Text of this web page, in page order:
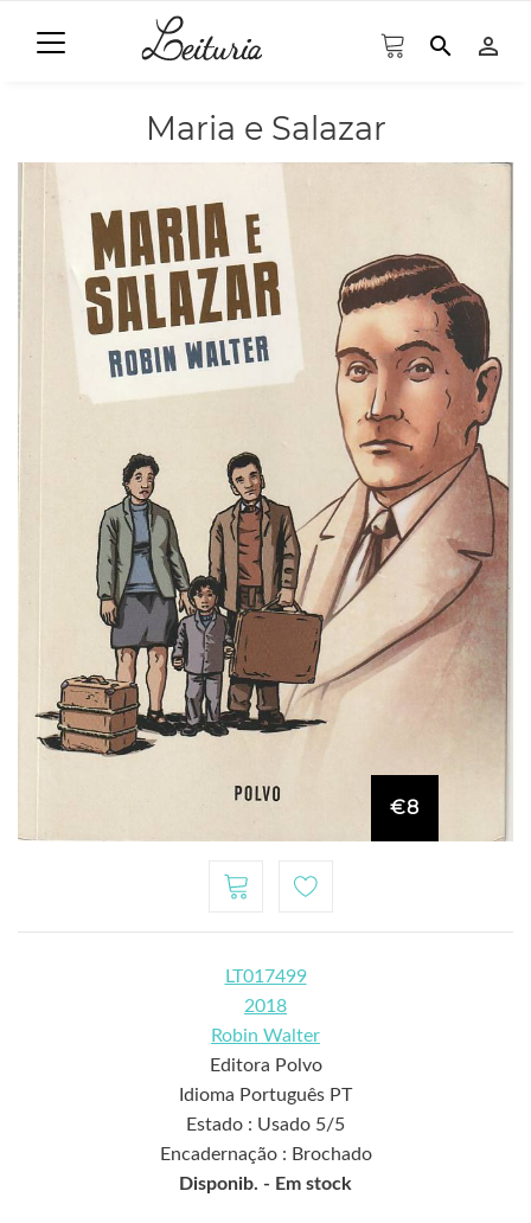
search person_outline
Maria e Salazar
€8
LT017499
2018
Robin Walter
Editora Polvo
Idioma Português PT
Estado : Usado 5/5
Encadernação : Brochado
Disponib. - Em stock